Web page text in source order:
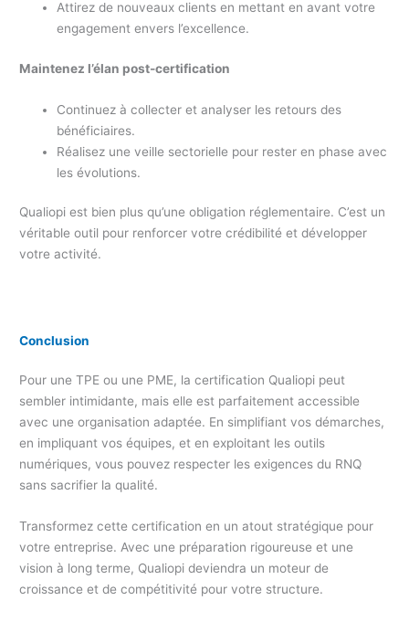
Attirez de nouveaux clients en mettant en avant votre
engagement envers l’excellence.
Maintenez l’élan post-certification
Continuez à collecter et analyser les retours des
bénéficiaires.
Réalisez une veille sectorielle pour rester en phase avec
les évolutions.
Qualiopi est bien plus qu’une obligation réglementaire. C’est un
véritable outil pour renforcer votre crédibilité et développer
votre activité.
Conclusion
Pour une TPE ou une PME, la certification Qualiopi peut
sembler intimidante, mais elle est parfaitement accessible
avec une organisation adaptée. En simplifiant vos démarches,
en impliquant vos équipes, et en exploitant les outils
numériques, vous pouvez respecter les exigences du RNQ
sans sacrifier la qualité.
Transformez cette certification en un atout stratégique pour
votre entreprise. Avec une préparation rigoureuse et une
vision à long terme, Qualiopi deviendra un moteur de
croissance et de compétitivité pour votre structure.